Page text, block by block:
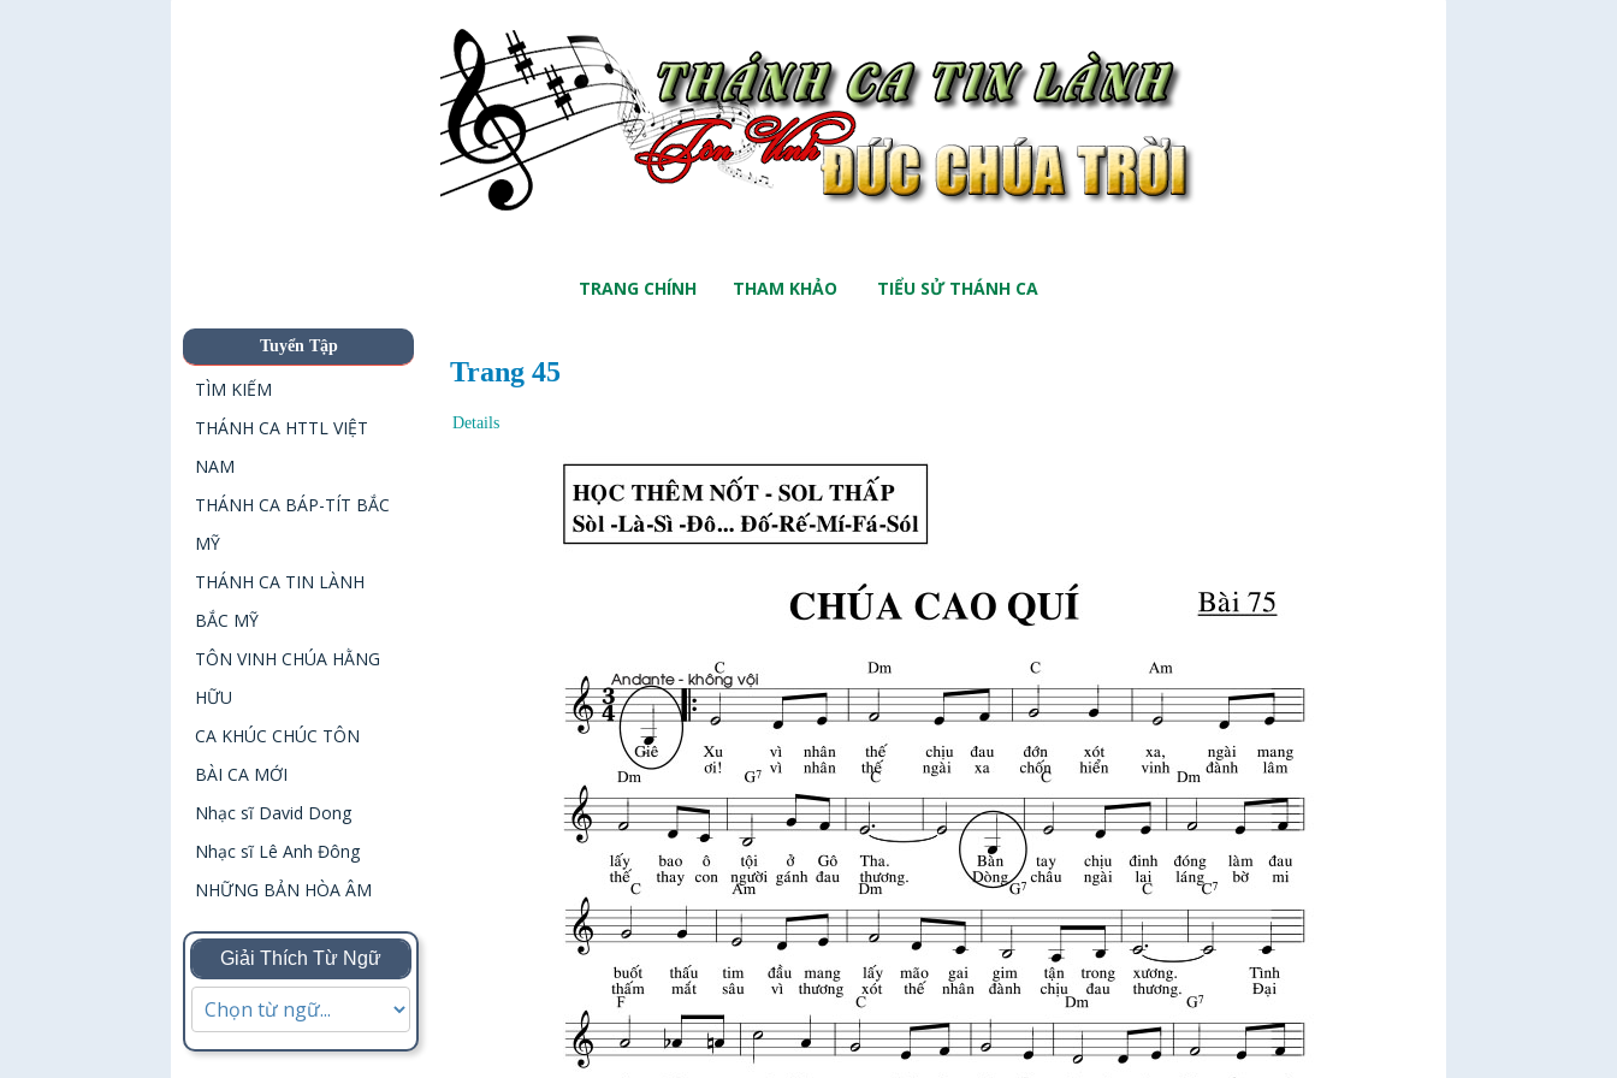
TRANG CHÍNH THAM KHẢO TIỂU SỬ THÁNH CA
Tuyển Tập
TÌM KIẾM
THÁNH CA HTTL VIỆT
NAM
THÁNH CA BÁP-TÍT BẮC
MỸ
THÁNH CA TIN LÀNH
BẮC MỸ
TÔN VINH CHÚA HẰNG
HỮU
CA KHÚC CHÚC TÔN
BÀI CA MỚI
Nhạc sĩ David Dong
Nhạc sĩ Lê Anh Đông
NHỮNG BẢN HÒA ÂM
Giải Thích Từ Ngữ
Trang 45
Details